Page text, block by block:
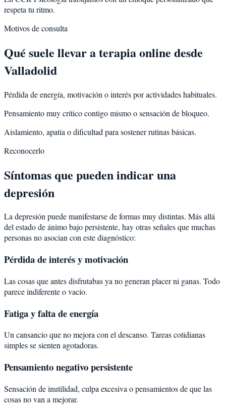
respeta tu ritmo.
Motivos de consulta
Qué suele llevar a terapia online desde
Valladolid
Pérdida de energía, motivación o interés por actividades habituales.
Pensamiento muy crítico contigo mismo o sensación de bloqueo.
Aislamiento, apatía o dificultad para sostener rutinas básicas.
Reconocerlo
Síntomas que pueden indicar una
depresión
La depresión puede manifestarse de formas muy distintas. Más allá
del estado de ánimo bajo persistente, hay otras señales que muchas
personas no asocian con este diagnóstico:
Pérdida de interés y motivación
Las cosas que antes disfrutabas ya no generan placer ni ganas. Todo
parece indiferente o vacío.
Fatiga y falta de energía
Un cansancio que no mejora con el descanso. Tareas cotidianas
simples se sienten agotadoras.
Pensamiento negativo persistente
Sensación de inutilidad, culpa excesiva o pensamientos de que las
cosas no van a mejorar.